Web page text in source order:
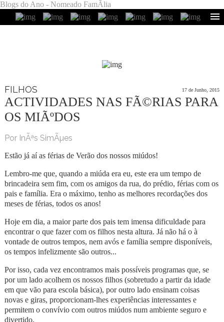
Blogs do Ano - Nomeado FamÃ­lia
FILHOS 17 de Junho, 2015
ACTIVIDADES NAS FÃ©RIAS PARA
OS MIÃºDOS
Por InÃªs SimÃµes
Estão já aí as férias de Verão dos nossos miúdos!
Lembro-me que, quando a miúda era eu, este era um tempo de
brincadeira sem fim, com os amigos da rua, do prédio, férias com os
pais e família. Era o máximo, tenho as melhores recordações dos
meses de férias, todos os anos!
Hoje em dia, a maior parte dos pais tem imensa dificuldade para
encontrar o que fazer com os filhos nesta altura. Já não há o à
vontade de outros tempos, nem avós e família sempre disponíveis,
os tempos infelizmente são outros...
Por isso, cada vez encontramos mais possíveis programas que, se
por um lado acolhem os nossos filhos (sobretudo a partir da idade
em que vão para escola básica), por outro lado ensinam coisas
novas e giras, proporcionam-lhes experiências interessantes e
permitem o convívio com outros miúdos num ambiente seguro e
divertido.